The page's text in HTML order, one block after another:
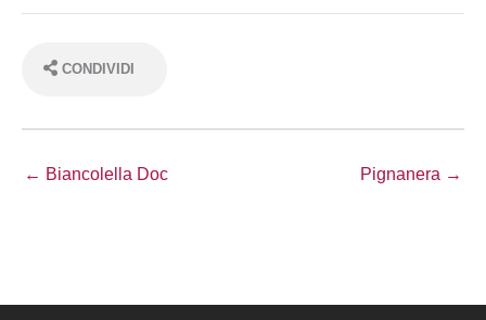
CONDIVIDI
← Biancolella Doc Pignanera →